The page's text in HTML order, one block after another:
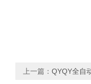
上一篇： QYQY全自